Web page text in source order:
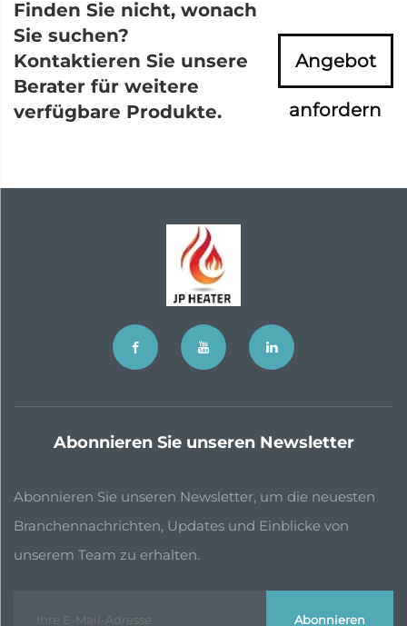
Finden Sie nicht, wonach
Sie suchen?
Kontaktieren Sie unsere
Berater für weitere
verfügbare Produkte.
Angebot
anfordern
Abonnieren Sie unseren Newsletter
Abonnieren Sie unseren Newsletter, um die neuesten
Branchennachrichten, Updates und Einblicke von
unserem Team zu erhalten.
Abonnieren